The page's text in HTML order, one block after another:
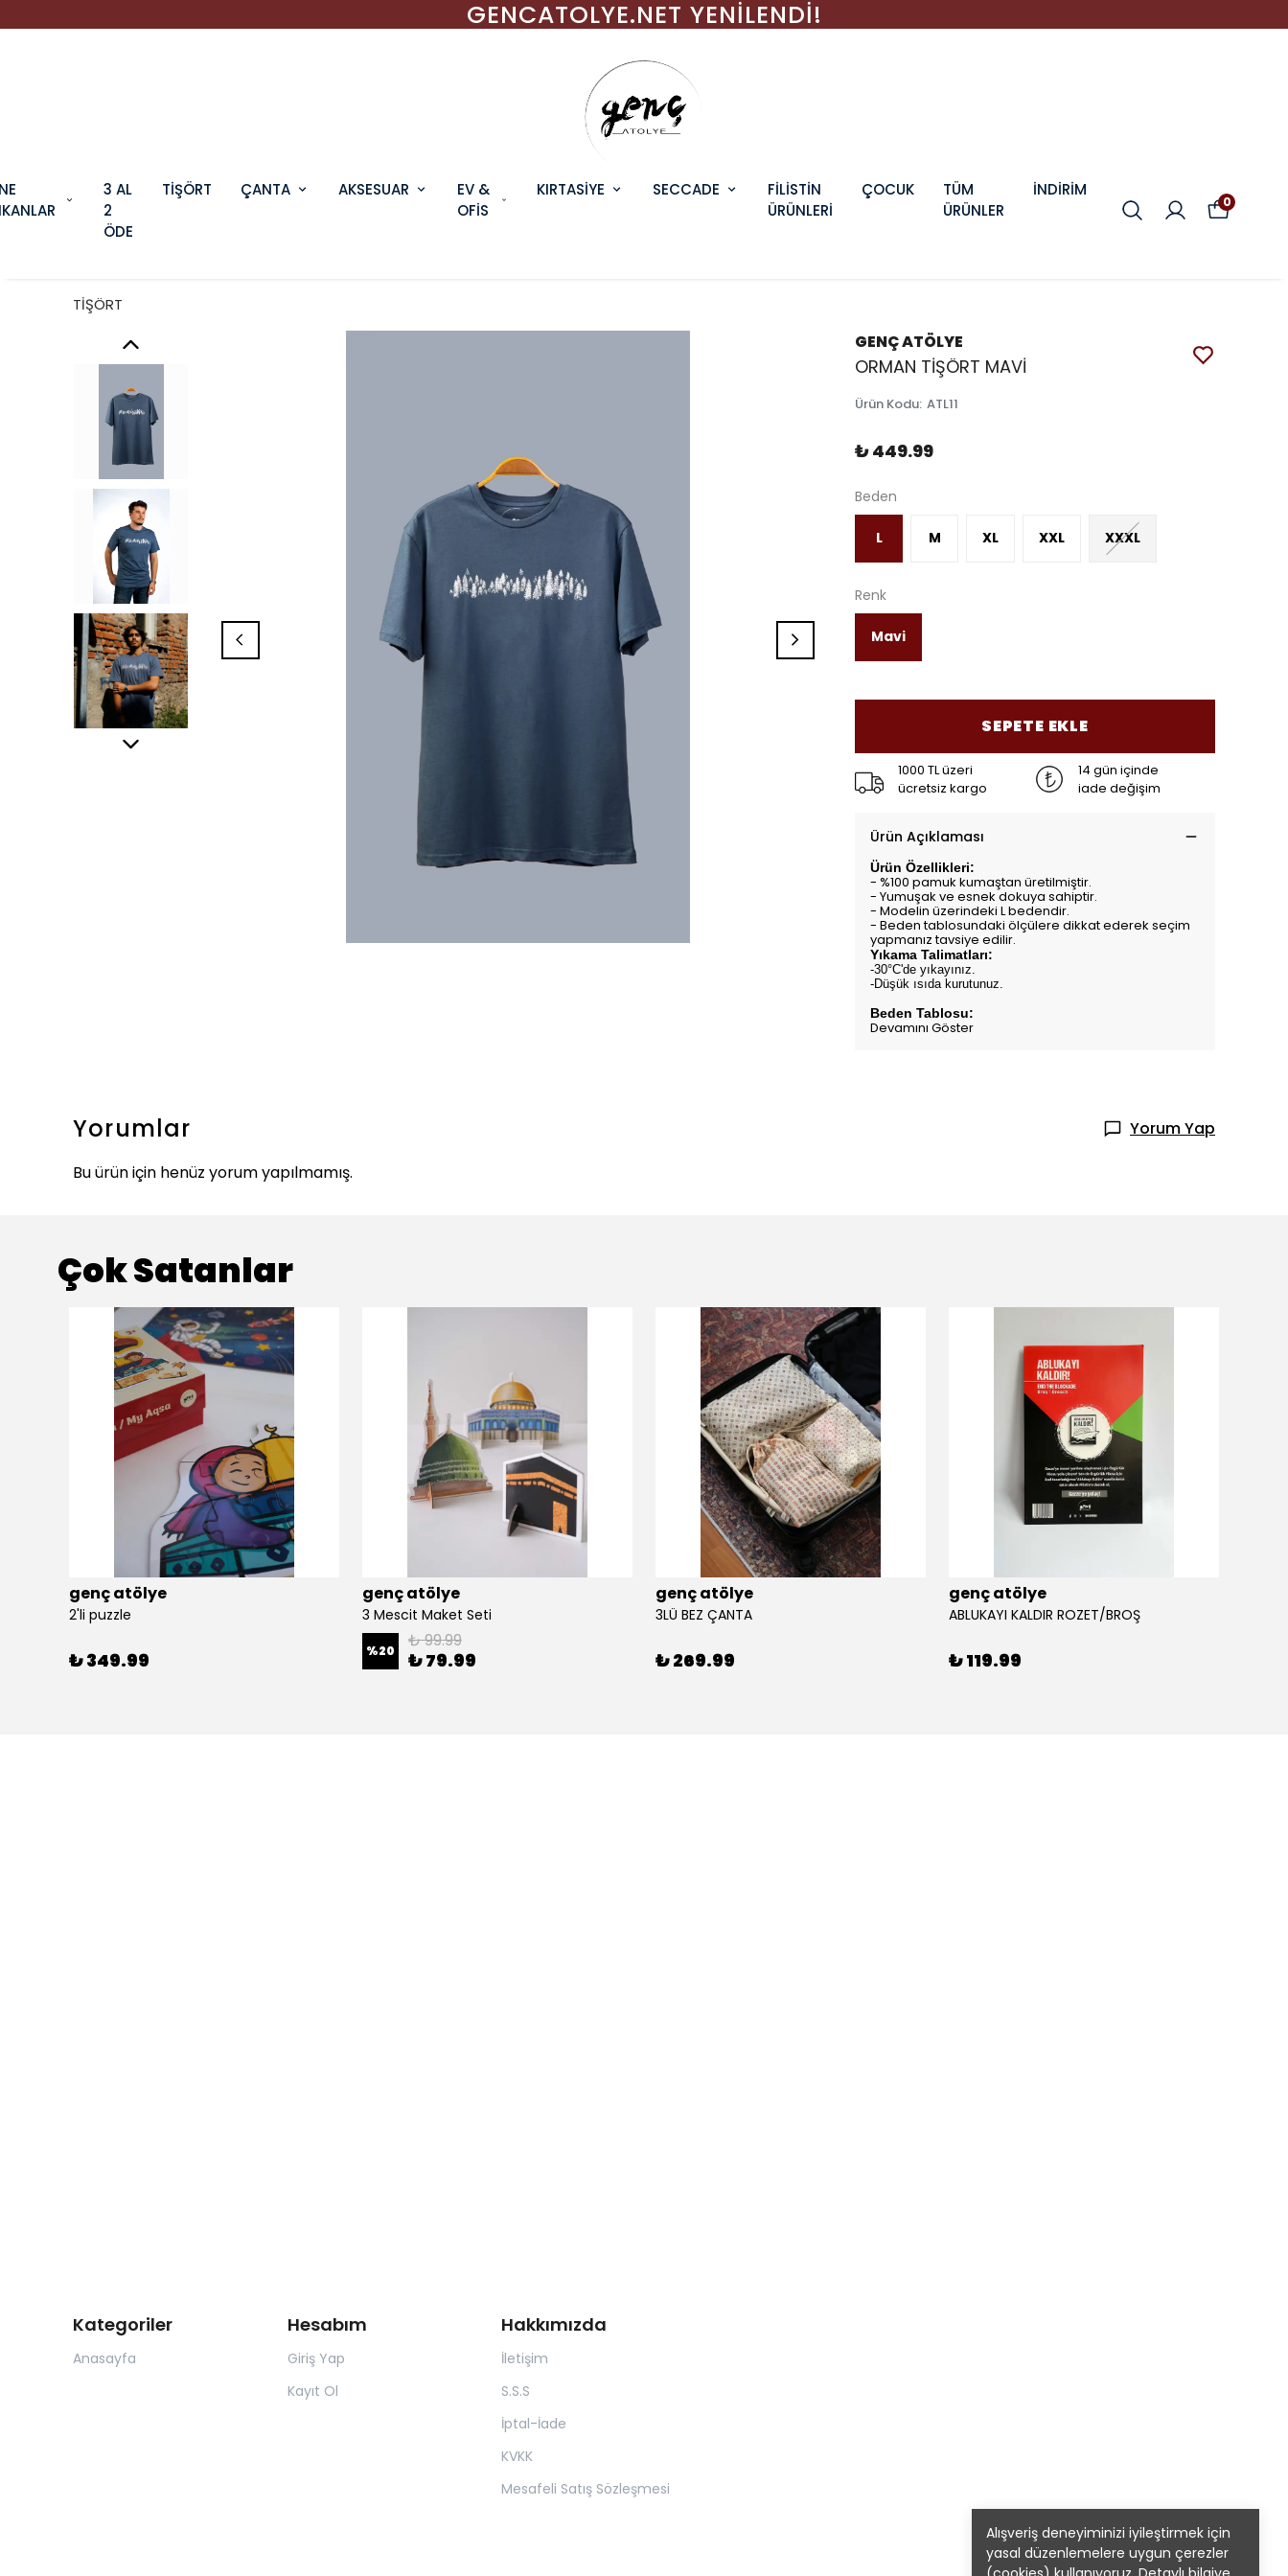
GENCATOLYE.NET YENİLENDİ!
3 AL
2
ÖDE
TİŞÖRT ÇANTA AKSESUAR
EV &
OFİS
KIRTASİYE SECCADE
FİLİSTİN
ÜRÜNLERİ
ÇOCUK
TÜM
ÜRÜNLER
İNDİRİM
0
Alışveriş deneyiminizi iyileştirmek için
yasal düzenlemelere uygun çerezler
TİŞÖRT
GENÇ ATÖLYE
ORMAN TİŞÖRT MAVİ
Ürün Kodu: ATL11
₺ 449.99
Beden
L M XL XXL XXXL
Renk
Mavi
SEPETE EKLE
1000 TL üzeri
ücretsiz kargo
14 gün içinde
iade değişim
Ürün Açıklaması
Ürün Özellikleri:
- %100 pamuk kumaştan üretilmiştir.
- Yumuşak ve esnek dokuya sahiptir.
- Modelin üzerindeki L bedendir.
- Beden tablosundaki ölçülere dikkat ederek seçim
yapmanız tavsiye edilir.
Yıkama Talimatları:
-30°C'de yıkayınız.
-Düşük ısıda kurutunuz.
Beden Tablosu:
Devamını Göster
Yorumlar
Yorum Yap
Bu ürün için henüz yorum yapılmamış.
Çok Satanlar
genç atölye
2'li puzzle
₺ 349.99
genç atölye
3 Mescit Maket Seti
%20 ₺ 99.99
₺ 79.99
genç atölye
3LÜ BEZ ÇANTA
₺ 269.99
genç atölye
ABLUKAYI KALDIR ROZET/BROŞ
₺ 119.99
Kategoriler
Anasayfa
Hesabım
Giriş Yap
Kayıt Ol
Hakkımızda
İletişim
S.S.S
İptal-İade
KVKK
Mesafeli Satış Sözleşmesi